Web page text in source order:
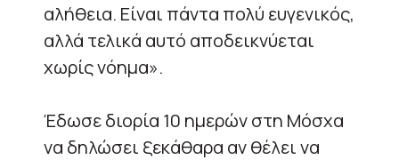
αλήθεια. Είναι πάντα πολύ ευγενικός,
αλλά τελικά αυτό αποδεικνύεται
χωρίς νόημα».
Έδωσε διορία 10 ημερών στη Μόσχα
να δηλώσει ξεκάθαρα αν θέλει να